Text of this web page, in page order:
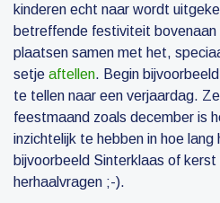
kinderen echt naar wordt
betreffende festiviteit
plaatsen samen met het,
setje aftellen. Begin
te tellen naar een verjaardag.
feestmaand zoals december is
inzichtelijk te hebben in hoe
bijvoorbeeld Sinterklaas of
herhaalvragen ;-).